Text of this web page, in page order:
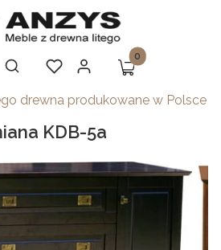
Otwórz wyszukiwarkę
Szukaj UlubioneZaloguj sięProdukty w
Koszyk
drewna produkowane w Polsce
KDB-5a